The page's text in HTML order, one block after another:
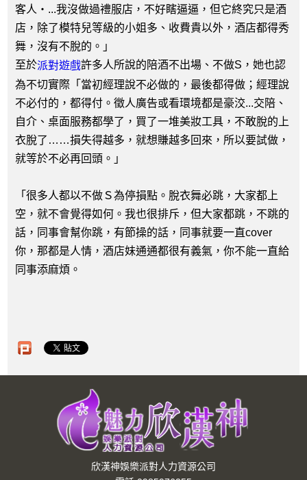
客人‧...我沒做過禮服店，不好瞎逼逼，但它終究只是酒
店，除了模特兒等級的小姐多、收費貴以外，酒店都得秀
舞，沒有不脫的。」
至於派對遊戲許多人所說的陪酒不出場、不做S，她也認
為不切實際「當初經理說不必做的，最後都得做；經理說
不必付的，都得付。徵人廣告或看環境都是豪洨...交陪、
自介、桌面服務都學了，買了一堆美妝工具，不敢脫的上
衣脫了……損失得越多，就想賺越多回來，所以要試做，
就等於不必再回頭。」
「很多人都以不做Ｓ為停損點。脫衣舞必跳，大家都上
空，就不會覺得如何。我也很排斥，但大家都跳，不跳的
話，同事會幫你跳，有節操的話，同事就要一直cover
你，那都是人情，酒店妹通通都很有義氣，你不能一直給
同事添麻煩。
欣漢神娛樂派對人力資源公司